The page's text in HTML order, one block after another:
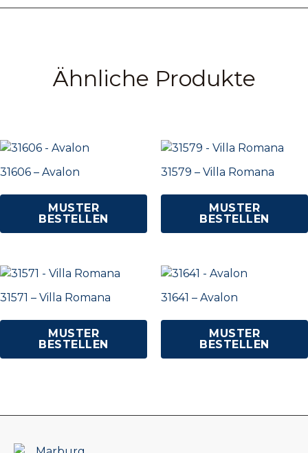
Ähnliche Produkte
31606 – Avalon
MUSTER
BESTELLEN
31579 – Villa Romana
MUSTER
BESTELLEN
31571 – Villa Romana
MUSTER
BESTELLEN
31641 – Avalon
MUSTER
BESTELLEN